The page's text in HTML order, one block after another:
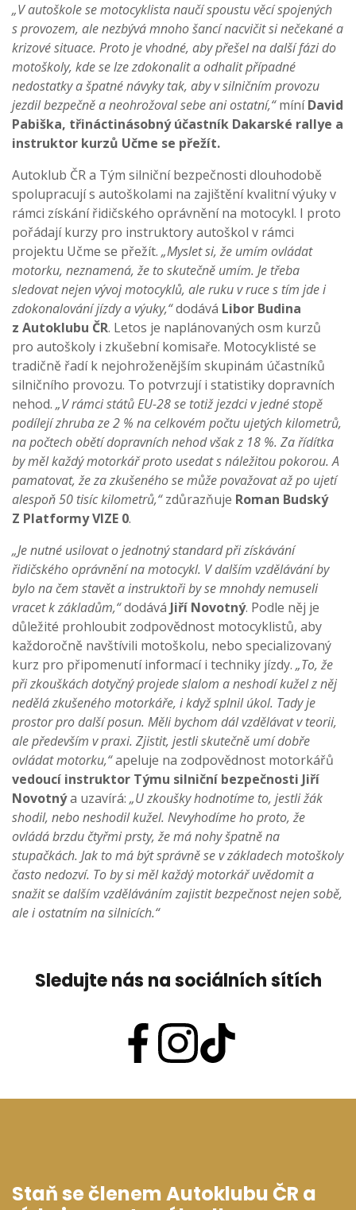
„V autoškole se motocyklista naučí spoustu věcí spojených
s provozem, ale nezbývá mnoho šancí nacvičit si nečekané a
krizové situace. Proto je vhodné, aby přešel na další fázi do
motoškoly, kde se lze zdokonalit a odhalit případné
nedostatky a špatné návyky tak, aby v silničním provozu
jezdil bezpečně a neohrožoval sebe ani ostatní,“míníDavid
Pabiška, třináctinásobný účastník Dakarské rallye a
instruktor kurzů Učme se přežít.
Autoklub ČR a Tým silniční bezpečnosti dlouhodobě
spolupracují s autoškolami na zajištění kvalitní výuky v
rámci získání řidičského oprávnění na motocykl. I proto
pořádají kurzy pro instruktory autoškol v rámci
projektu Učme se přežít. „Myslet si, že umím ovládat
motorku, neznamená, že to skutečně umím. Je třeba
sledovat nejen vývoj motocyklů, ale ruku v ruce s tím jde i
zdokonalování jízdy a výuky,“dodává Libor Budina
z Autoklubu ČR. Letos je naplánovaných osm kurzů
pro autoškoly i zkušební komisaře. Motocyklisté se
tradičně řadí k nejohroženějším skupinám účastníků
silničního provozu. To potvrzují i statistiky dopravních
nehod. „V rámci států EU-28 se totiž jezdci v jedné stopě
podílejí zhruba ze 2 % na celkovém počtu ujetých kilometrů,
na počtech obětí dopravních nehod však z 18 %. Za řídítka
by měl každý motorkář proto usedat s náležitou pokorou. A
pamatovat, že za zkušeného se může považovat až po ujetí
alespoň 50 tisíc kilometrů,“zdůrazňuje Roman Budský
Z Platformy VIZE 0.
„Je nutné usilovat o jednotný standard při získávání
řidičského oprávnění na motocykl. V dalším vzdělávání by
bylo na čem stavět a instruktoři by se mnohdy nemuseli
vracet k základům,“dodává Jiří Novotný. Podle něj je
důležité prohloubit zodpovědnost motocyklistů, aby
každoročně navštívili motoškolu, nebo specializovaný
kurz pro připomenutí informací i techniky jízdy. „To, že
při zkouškách dotyčný projede slalom a neshodí kužel z něj
nedělá zkušeného motorkáře, i když splnil úkol. Tady je
prostor pro další posun. Měli bychom dál vzdělávat v teorii,
ale především v praxi. Zjistit, jestli skutečně umí dobře
ovládat motorku,“apeluje na zodpovědnost motorkářů
vedoucí instruktor Týmu silniční bezpečnosti Jiří
Novotnýa uzavírá: „U zkoušky hodnotíme to, jestli žák
shodil, nebo neshodil kužel. Nevyhodíme ho proto, že
ovládá brzdu čtyřmi prsty, že má nohy špatně na
stupačkách. Jak to má být správně se v základech motoškoly
často nedozví. To by si měl každý motorkář uvědomit a
snažit se dalším vzděláváním zajistit bezpečnost nejen sobě,
ale i ostatním na silnicích.“
Sledujte nás na sociálních sítích
Staň se členem Autoklubu ČR a